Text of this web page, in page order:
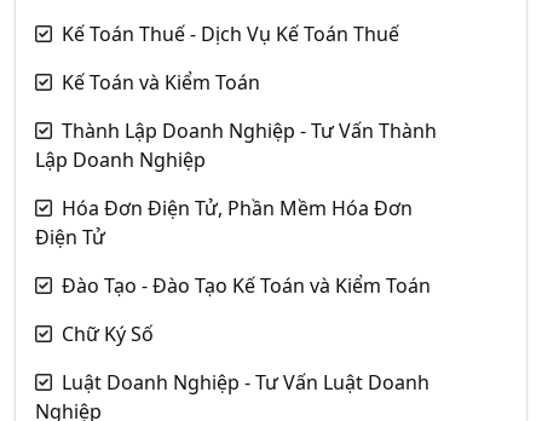
Kế Toán Thuế - Dịch Vụ Kế Toán Thuế
Kế Toán và Kiểm Toán
Thành Lập Doanh Nghiệp - Tư Vấn Thành
Lập Doanh Nghiệp
Hóa Đơn Điện Tử, Phần Mềm Hóa Đơn
Điện Tử
Đào Tạo - Đào Tạo Kế Toán và Kiểm Toán
Chữ Ký Số
Luật Doanh Nghiệp - Tư Vấn Luật Doanh
Nghiệp